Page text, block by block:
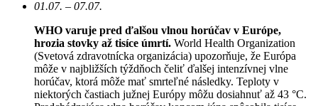
01.07. – 07.07.
WHO varuje pred ďalšou vlnou horúčav v Európe,
hrozia stovky až tisíce úmrtí. World Health Organization
(Svetová zdravotnícka organizácia) upozorňuje, že Európa
môže v najbližších týždňoch čeliť ďalšej intenzívnej vlne
horúčav, ktorá môže mať smrteľné následky. Teploty v
niektorých častiach južnej Európy môžu dosiahnuť až 43 °C.